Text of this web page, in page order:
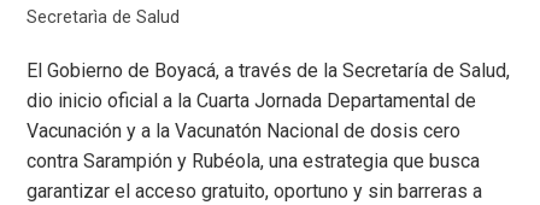
Secretarìa de Salud
El Gobierno de Boyacá, a través de la Secretaría de Salud,
dio inicio oficial a la Cuarta Jornada Departamental de
Vacunación y a la Vacunatón Nacional de dosis cero
contra Sarampión y Rubéola, una estrategia que busca
garantizar el acceso gratuito, oportuno y sin barreras a